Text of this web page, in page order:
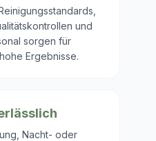
und
sorgen für
Ergebnisse.
Nacht- oder